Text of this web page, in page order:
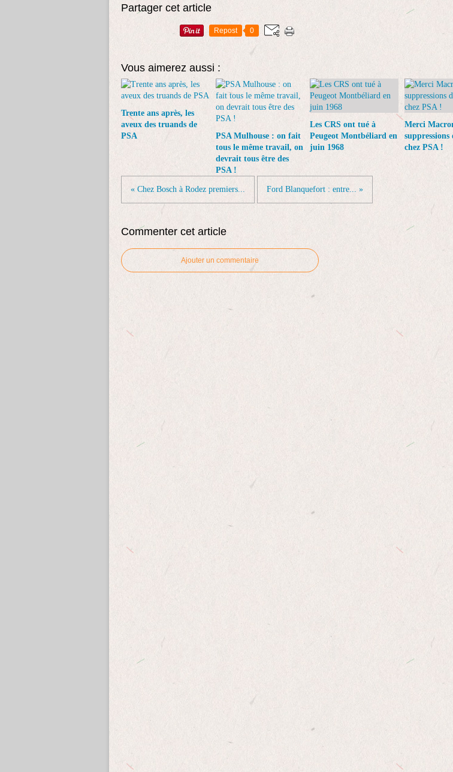
Partager cet article
Repost 0
Vous aimerez aussi :
Trente ans après, les
aveux des truands de
PSA
PSA Mulhouse : on fait
tous le même travail, on
devrait tous être des
PSA !
Les CRS ont tué à
Peugeot Montbéliard en
juin 1968
Merci
chez PSA !
« Chez Bosch à Rodez premiers... Ford Blanquefort : entre... »
Commenter cet article
Ajouter un commentaire